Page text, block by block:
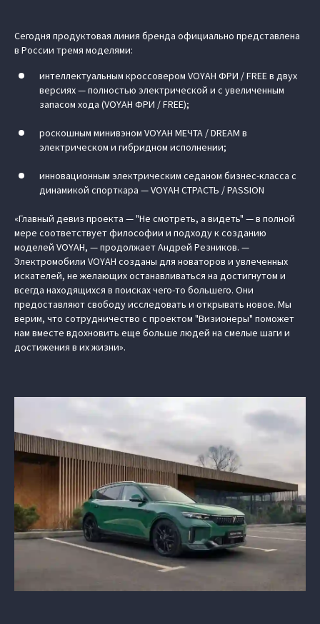
Сегодня продуктовая линия бренда официально представлена
в России тремя моделями:
интеллектуальным кроссовером VOYAH ФРИ / FREE в двух
версиях — полностью электрической и с увеличенным
запасом хода (VOYAH ФРИ / FREE);
роскошным минивэном VOYAH МЕЧТА / DREAM в
электрическом и гибридном исполнении;
инновационным электрическим седаном бизнес-класса с
динамикой спорткара — VOYAH СТРАСТЬ / PASSION
«Главный девиз проекта — "Не смотреть, а видеть" — в полной
мере соответствует философии и подходу к созданию
моделей VOYAH, — продолжает Андрей Резников. —
Электромобили VOYAH созданы для новаторов и увлеченных
искателей, не желающих останавливаться на достигнутом и
всегда находящихся в поисках чего-то большего. Они
предоставляют свободу исследовать и открывать новое. Мы
верим, что сотрудничество с проектом "Визионеры" поможет
нам вместе вдохновить еще больше людей на смелые шаги и
достижения в их жизни».